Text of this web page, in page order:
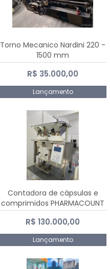
Torno Mecanico Nardini 220 -
1500 mm
R$ 35.000,00
Lançamento
Contadora de cápsulas e
comprimidos PHARMACOUNT
- 2-2R3
R$ 130.000,00
Lançamento